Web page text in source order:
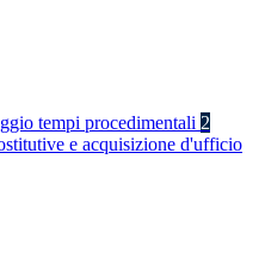
tempi procedimentali 2
e acquisizione d'ufficio